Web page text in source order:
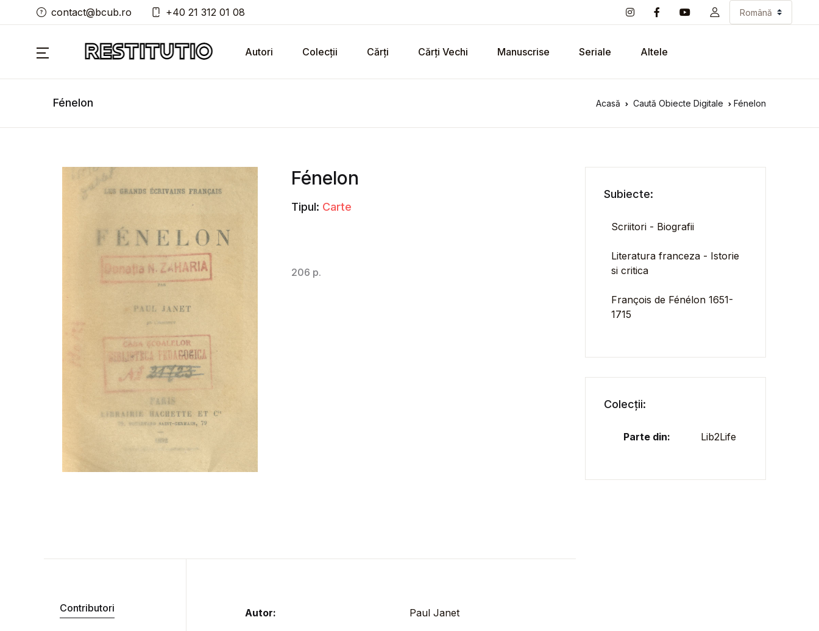
contact@bcub.ro +40 21 312 01 08
Autori Colecții Cărți Cărți Vechi Manuscrise Seriale Altele
Fénelon Acasă Caută Obiecte Digitale Fénelon
Fénelon
Tipul: Carte
Contributori Autor: Paul Janet
Subiecte:
Scriitori - Biografii
Literatura franceza - Istorie
si critica
François de Fénélon 1651-
1715
Colecții:
Parte din: Lib2Life